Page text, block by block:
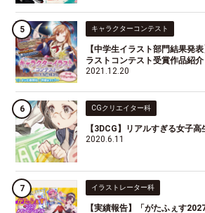
キャラクターコンテスト
【中学生イラスト部門結果発
ラストコンテスト受賞作品紹介
2021.12.20
CGクリエイター科
【3DCG】リアルすぎる女子高
2020.6.11
イラストレーター科
【実績報告】「がたふぇす